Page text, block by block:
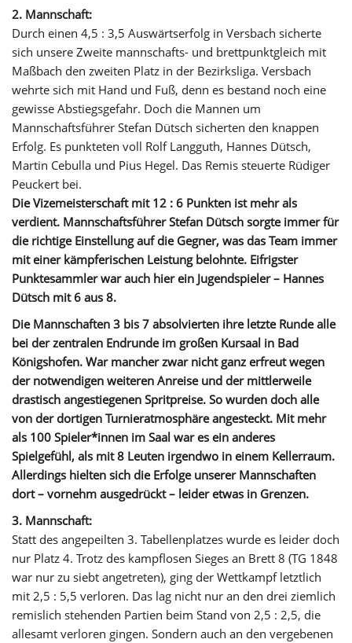
2. Mannschaft:
Durch einen 4,5 : 3,5 Auswärtserfolg in Versbach sicherte
sich unsere Zweite mannschafts- und brettpunktgleich mit
Maßbach den zweiten Platz in der Bezirksliga. Versbach
wehrte sich mit Hand und Fuß, denn es bestand noch eine
gewisse Abstiegsgefahr. Doch die Mannen um
Mannschaftsführer Stefan Dütsch sicherten den knappen
Erfolg. Es punkteten voll Rolf Langguth, Hannes Dütsch,
Martin Cebulla und Pius Hegel. Das Remis steuerte Rüdiger
Peuckert bei.
Die Vizemeisterschaft mit 12 : 6 Punkten ist mehr als
verdient. Mannschaftsführer Stefan Dütsch sorgte immer für
die richtige Einstellung auf die Gegner, was das Team immer
mit einer kämpferischen Leistung belohnte. Eifrigster
Punktesammler war auch hier ein Jugendspieler – Hannes
Dütsch mit 6 aus 8.
Die Mannschaften 3 bis 7 absolvierten ihre letzte Runde alle
bei der zentralen Endrunde im großen Kursaal in Bad
Königshofen. War mancher zwar nicht ganz erfreut wegen
der notwendigen weiteren Anreise und der mittlerweile
drastisch angestiegenen Spritpreise. So wurden doch alle
von der dortigen Turnieratmosphäre angesteckt. Mit mehr
als 100 Spieler*innen im Saal war es ein anderes
Spielgefühl, als mit 8 Leuten irgendwo in einem Kellerraum.
Allerdings hielten sich die Erfolge unserer Mannschaften
dort – vornehm ausgedrückt – leider etwas in Grenzen.
3. Mannschaft:
Statt des angepeilten 3. Tabellenplatzes wurde es leider doch
nur Platz 4. Trotz des kampflosen Sieges an Brett 8 (TG 1848
war nur zu siebt angetreten), ging der Wettkampf letztlich
mit 2,5 : 5,5 verloren. Das lag nicht nur an den drei ziemlich
remislich stehenden Partien beim Stand von 2,5 : 2,5, die
allesamt verloren gingen. Sondern auch an den vergebenen